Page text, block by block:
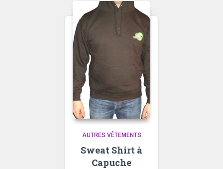
AUTRES VÊTEMENTS
Sweat Shirt à
Capuche